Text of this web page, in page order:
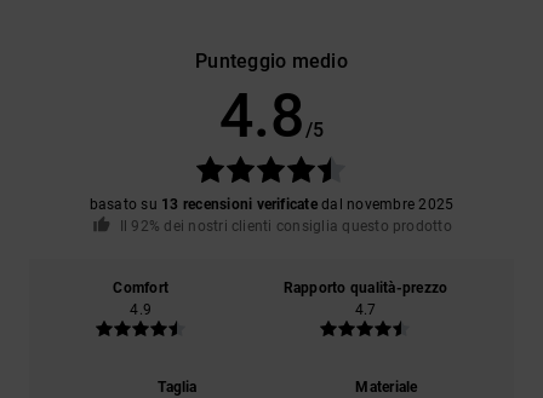
Punteggio medio
4.8 /5
basato su 13 recensioni verificatedal novembre 2025
Il 92% dei nostri clienti consiglia questo prodotto
Comfort
4.9
Rapporto qualità-prezzo
4.7
Taglia
Materiale